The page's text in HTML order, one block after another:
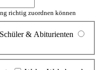
richtig zuordnen können
& Abiturienten